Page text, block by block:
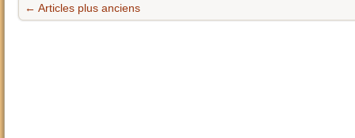
← Articles plus anciens